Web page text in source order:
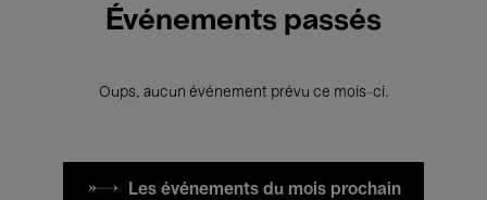
Événements passés
Oups, aucun événement prévu ce mois-ci.
Les événements du mois prochain